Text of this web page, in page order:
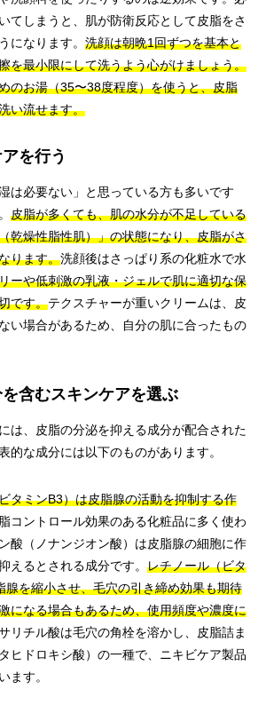
てしまうと、肌が防衛反応として皮脂をさ
になります。 洗顔は朝晩1回ずつを基本と
を最小限にして洗うよう心がけましょう。
のお湯（35〜38度程度）を使うと、皮脂
い流せます。
を行う
は必要ない」と思っている方も多いです
皮脂が多くても、肌の水分が不足している
乾燥性脂性肌）」の状態になり、皮脂がさ
ります。洗顔後はさっぱり系の化粧水で水
ーや低刺激の乳液・ジェルで肌に適切な保
です。テクスチャーが重いクリームは、皮
い場合があるため、自分の肌に合ったもの
含むスキンケアを選ぶ
は、皮脂の分泌を抑える成分が配合された
的な成分には以下のものがあります。
タミンB3）は皮脂腺の活動を抑制する作
脂コントロール効果のある化粧品に多く使わ
酸（ノナンジオン酸）は皮脂腺の細胞に作
えるとされる成分です。 レチノール（ビタ
腺を縮小させ、毛穴の引き締め効果も期待
になる場合もあるため、使用頻度や濃度に
リチル酸は毛穴の角栓を溶かし、皮脂詰ま
ヒドロキシ酸）の一種で、ニキビケア製品
ます。